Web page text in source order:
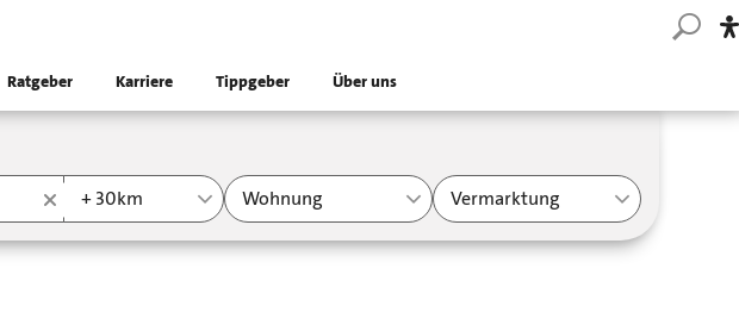
Ratgeber Karriere Tippgeber Über uns
+ 30km Wohnung Vermarktung